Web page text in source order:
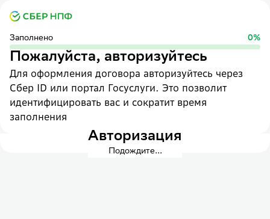
Заполнено 0%
Пожалуйста, авторизуйтесь
Для оформления договора авторизуйтесь через
Сбер ID или портал Госуслуги. Это позволит
идентифицировать вас и сократит время
заполнения
Авторизация
Подождите...